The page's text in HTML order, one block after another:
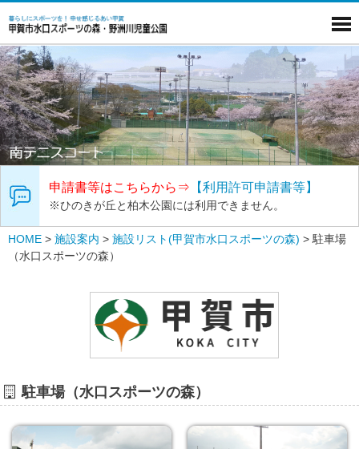
申請書等はこちらから⇒ 【利用許可申請書等】
※ひのきが丘と柏木公園には利用できません。
HOME > 施設案内 > 施設リスト(甲賀市水口スポーツの森) >駐車場
（水口スポーツの森）
駐車場（水口スポーツの森）